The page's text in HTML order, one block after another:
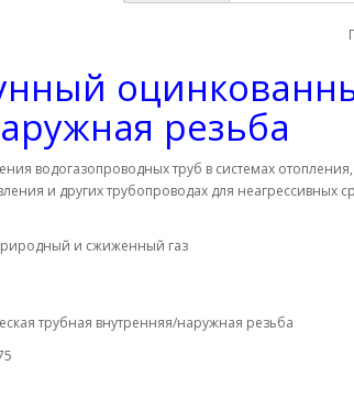
резьба
водогазопроводных труб в системах
и других трубопроводах для неагрессивных
и сжиженный газ
трубная внутренняя/наружная резьба